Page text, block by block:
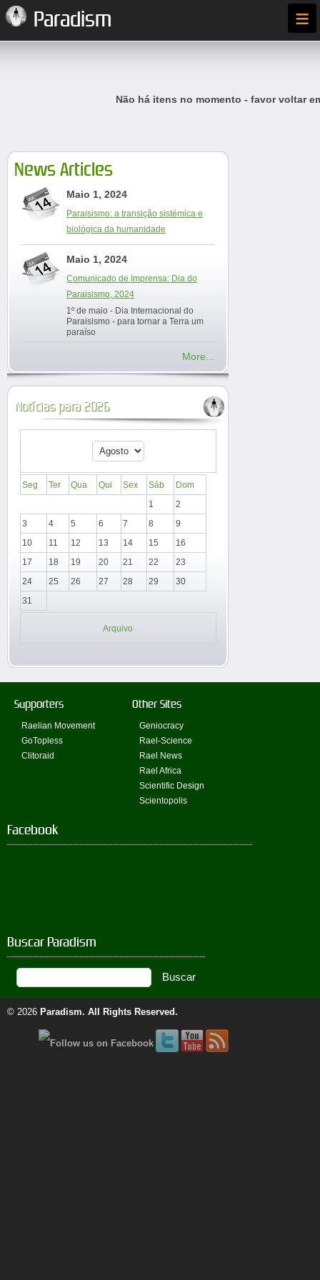
Paradism ≡
Não há itens no momento - favor voltar
News Articles
Maio 1, 2024
Paraisismo: a transição sistémica e
biológica da humanidade
Maio 1, 2024
Comunicado de Imprensa: Dia do
Paraisismo, 2024
1º de maio - Dia Internacional do
Paraisismo - para tornar a Terra um
paraíso
More...
Notícias para 2026
Seg Ter Qua Qui Sex Sáb
Dom
1
2
3
4 5 6 7 8
9
10
11 12 13 14 15
16
17
18 19 20 21 22
23
24
25 26 27 28 29
30
31
Arquivo
Supporters
Raelian Movement
GoTopless
Clitoraid
Other Sites
Geniocracy
Rael-Science
Rael News
Rael Africa
Scientific Design
Scientopolis
Facebook
Buscar Paradism
© 2026 Paradism. All Rights Reserved.